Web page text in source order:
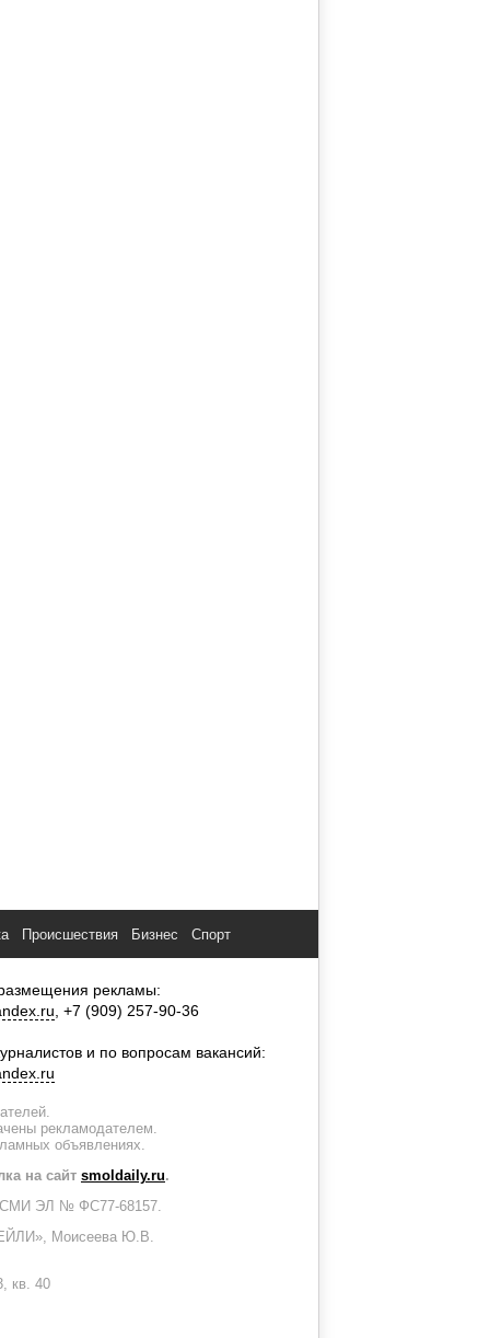
Происшествия Бизнес Спорт
рекламы:
, +7 (909) 257-90-36
и по вопросам вакансий:
рекламодателем.
объявлениях.
на сайт smoldaily.ru.
СМИ ЭЛ № ФС77-68157.
Моисеева Ю.В.
кв. 40